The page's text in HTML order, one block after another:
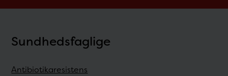
Sundhedsfaglige
Antibiotikaresistens